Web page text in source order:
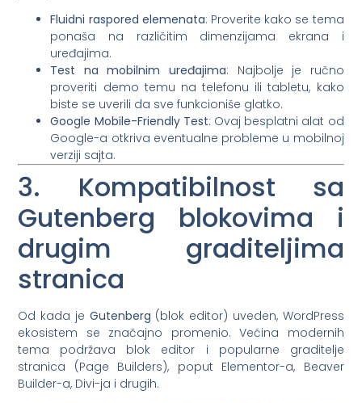
Fluidni raspored elemenata: Proverite kako se tema
ponaša na različitim dimenzijama ekrana i
uređajima.
Test na mobilnim uređajima: Najbolje je ručno
proveriti demo temu na telefonu ili tabletu, kako
biste se uverili da sve funkcioniše glatko.
Google Mobile-Friendly Test: Ovaj besplatni alat od
Google-a otkriva eventualne probleme u mobilnoj
verziji sajta.
3. Kompatibilnost sa
Gutenberg blokovima i
drugim graditeljima
stranica
Od kada je Gutenberg (blok editor) uveden, WordPress
ekosistem se značajno promenio. Većina modernih
tema podržava blok editor i popularne graditelje
stranica (Page Builders), poput Elementor-a, Beaver
Builder-a, Divi-ja i drugih.